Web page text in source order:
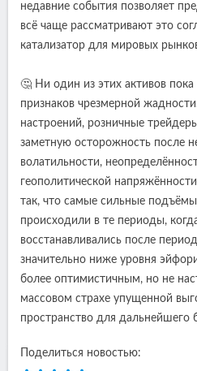
недавние события позволяет
всё чаще рассматривают это
катализатор для мировых
🤔 Ни один из этих активов
признаков чрезмерной
настроений, розничные
заметную осторожность после
волатильности,
геополитической
так, что самые сильные
происходили в те периоды,
восстанавливались после
значительно ниже уровня
более оптимистичным, но не
массовом страхе упущенной
пространство для дальнейшего
Поделиться новостью: